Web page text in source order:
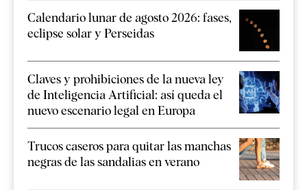
Calendario lunar de agosto 2026: fases,
eclipse solar y Perseidas
Claves y prohibiciones de la nueva ley
de Inteligencia Artificial: así queda el
nuevo escenario legal en Europa
Trucos caseros para quitar las manchas
negras de las sandalias en verano